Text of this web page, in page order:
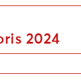
2024